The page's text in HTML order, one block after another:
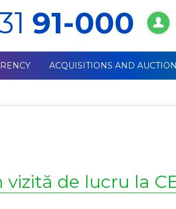
91-000
ACQUISITIONS AND
de lucru la